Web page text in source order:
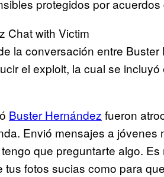
protegidos por
la conversación entre
el exploit, la cual se
Buster Hernández fueron
Envió mensajes a jóvenes
que preguntarte algo.
fotos sucias como para